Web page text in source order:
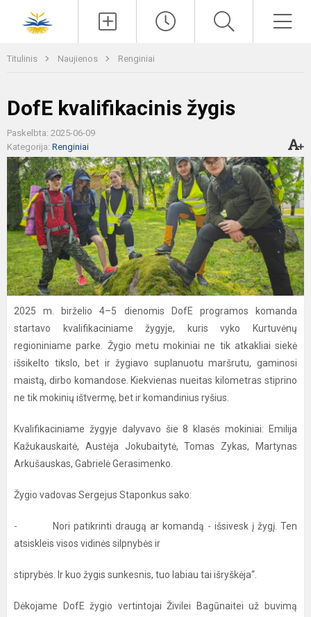
Titulinis Naujienos Renginiai
DofE kvalifikacinis žygis
Paskelbta: 2025-06-09
Kategorija: Renginiai
2025 m. birželio 4–5 dienomis DofE programos komanda
startavo kvalifikaciniame žygyje, kuris vyko Kurtuvėnų
regioniniame parke. Žygio metu mokiniai ne tik atkakliai siekė
išsikelto tikslo, bet ir žygiavo suplanuotu maršrutu, gaminosi
maistą, dirbo komandose. Kiekvienas nueitas kilometras stiprino
ne tik mokinių ištvermę, bet ir komandinius ryšius.
Kvalifikaciniame žygyje dalyvavo šie 8 klasės mokiniai: Emilija
Kažukauskaitė, Austėja Jokubaitytė, Tomas Zykas, Martynas
Arkušauskas, Gabrielė Gerasimenko.
Žygio vadovas Sergejus Staponkus sako:
- Nori patikrinti draugą ar komandą - išsivesk į žygį. Ten
atsiskleis visos vidinės silpnybės ir
stiprybės. Ir kuo žygis sunkesnis, tuo labiau tai išryškėja“.
Dėkojame DofE žygio vertintojai Živilei Bagūnaitei už buvimą